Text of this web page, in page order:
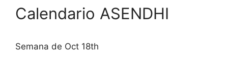
Calendario ASENDHI
Semana de Oct 18th